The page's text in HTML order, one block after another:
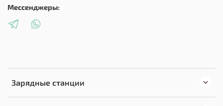
Зарядные станции
Мессенджеры: